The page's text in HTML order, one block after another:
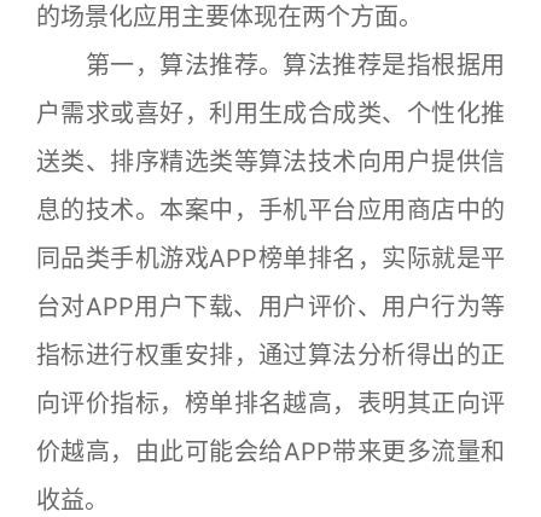
的场景化应用主要体现在两个方面。
第一，算法推荐。算法推荐是指根据用
户需求或喜好，利用生成合成类、个性化推
送类、排序精选类等算法技术向用户提供信
息的技术。本案中，手机平台应用商店中的
同品类手机游戏APP榜单排名，实际就是平
台对APP用户下载、用户评价、用户行为等
指标进行权重安排，通过算法分析得出的正
向评价指标，榜单排名越高，表明其正向评
价越高，由此可能会给APP带来更多流量和
收益。